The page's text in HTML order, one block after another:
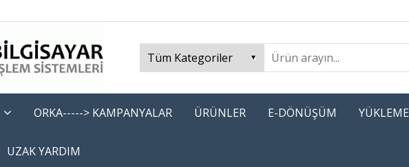
ORKA-----> KAMPANYALAR ÜRÜNLER E-DÖNÜŞÜM YÜKLEME
UZAK YARDIM